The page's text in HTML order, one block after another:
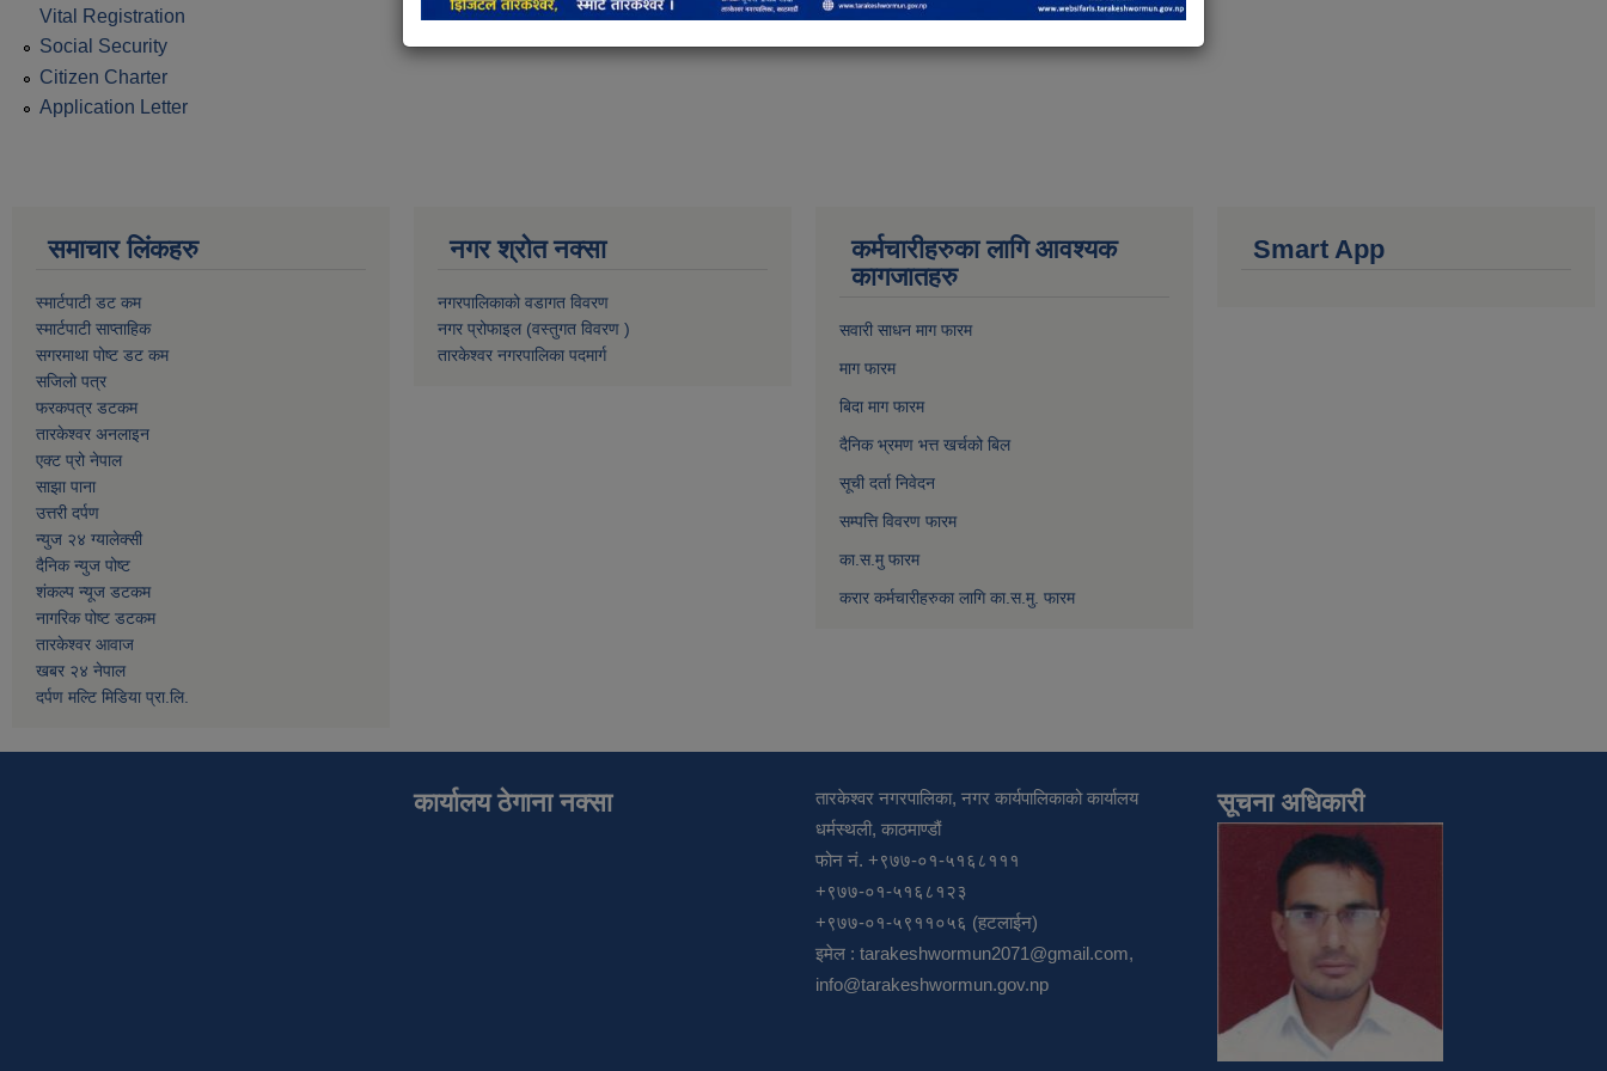
Vital Registration
Social Security
Citizen Charter
Application Letter
समाचार लिंकहरु
स्मार्टपाटी डट कम
स्मार्टपाटी साप्ताहिक
सगरमाथा पोष्ट डट कम
सजिलो पत्र
फरकपत्र डटकम
तारकेश्वर अनलाइन
एक्ट प्रो नेपाल
साझा पाना
उत्तरी दर्पण
न्युज २४ ग्यालेक्सी
दैनिक न्युज पोष्ट
शंकल्प न्यूज डटकम
नागरिक पोष्ट डटकम
तारकेश्वर आवाज
खबर २४ नेपाल
दर्पण मल्टि मिडिया प्रा.लि.
नगर श्रोत नक्सा
नगरपालिकाको वडागत विवरण
नगर प्रोफाइल (वस्तुगत विवरण )
तारकेश्वर नगरपालिका पदमार्ग
कर्मचारीहरुका लागि आवश्यक
कागजातहरु
सवारी साधन माग फारम
माग फारम
बिदा माग फारम
दैनिक भ्रमण भत्त खर्चको बिल
सूची दर्ता निवेदन
सम्पत्ति विवरण फारम
का.स.मु फारम
करार कर्मचारीहरुका लागि का.स.मु. फारम
Smart App
कार्यालय ठेगाना नक्सा
तारकेश्वर नगरपालिका, नगर कार्यपालिकाको कार्यालय
धर्मस्थली, काठमाण्डौं
फोन नं. +९७७-०१-५१६८१११
+९७७-०१-५१६८१२३
+९७७-०१-५९११०५६ (हटलाईन)
इमेल : tarakeshwormun2071@gmail.com,
info@tarakeshwormun.gov.np
सूचना अधिकारी